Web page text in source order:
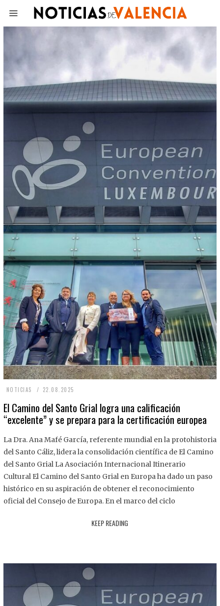
NOTICIAS 22.08.2025
.
8
2
2
El Camino del Santo Grial logra una calificación
“excelente” y se prepara para la certificación europea
La Dra. Ana Mafé García, referente mundial en la protohistoria
del Santo Cáliz, lidera la consolidación científica de El Camino
del Santo Grial La Asociación Internacional Itinerario
Cultural El Camino del Santo Grial en Europa ha dado un paso
histórico en su aspiración de obtener el reconocimiento
oficial del Consejo de Europa. En el marco del ciclo
KEEP READING